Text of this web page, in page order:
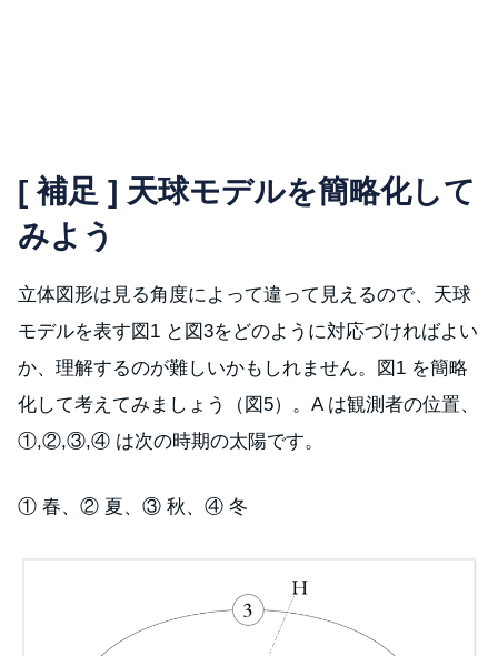
[ 補足 ] 天球モデルを簡略化して
みよう
立体図形は見る角度によって違って見えるので、天球
モデルを表す図1 と図3をどのように対応づければよい
か、理解するのが難しいかもしれません。図1 を簡略
化して考えてみましょう（図5）。A は観測者の位置、
①,②,③,④ は次の時期の太陽です。
① 春、② 夏、③ 秋、④ 冬